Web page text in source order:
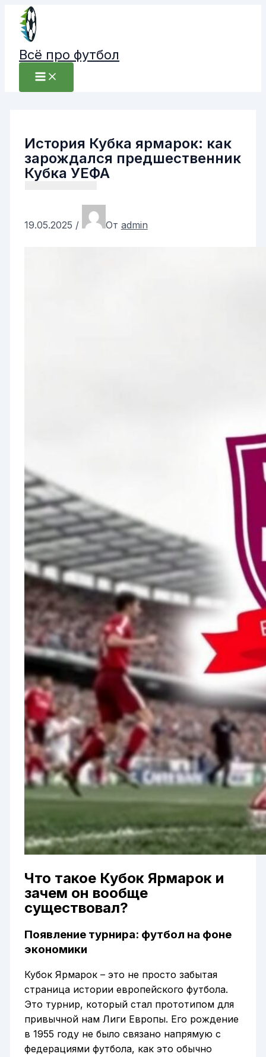
Перейти
содержимому
Всё про футбол
История Кубка ярмарок: как
зарождался предшественник
Кубка УЕФА
19.05.2025 / От admin
Что такое Кубок Ярмарок и
зачем он вообще
существовал?
Появление турнира: футбол на фоне
экономики
Кубок Ярмарок – это не просто забытая
страница истории европейского футбола.
Это турнир, который стал прототипом для
привычной нам Лиги Европы. Его рождение
в 1955 году не было связано напрямую с
федерациями футбола, как это обычно